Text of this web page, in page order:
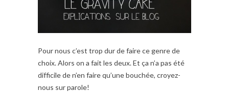
Pour nous c’est trop dur de faire ce genre de
choix. Alors on a fait les deux. Et ça n’a pas été
difficile de n’en faire qu’une bouchée, croyez-
nous sur parole!